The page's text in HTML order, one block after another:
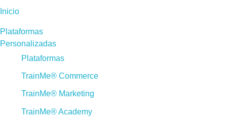
Inicio
Plataformas
Personalizadas
Plataformas
TrainMe® Commerce
TrainMe® Marketing
TrainMe® Academy